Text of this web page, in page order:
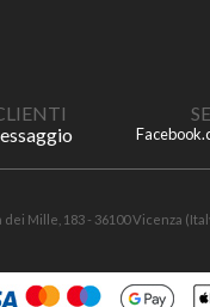
Mille, 183 - 36100 Vicenza